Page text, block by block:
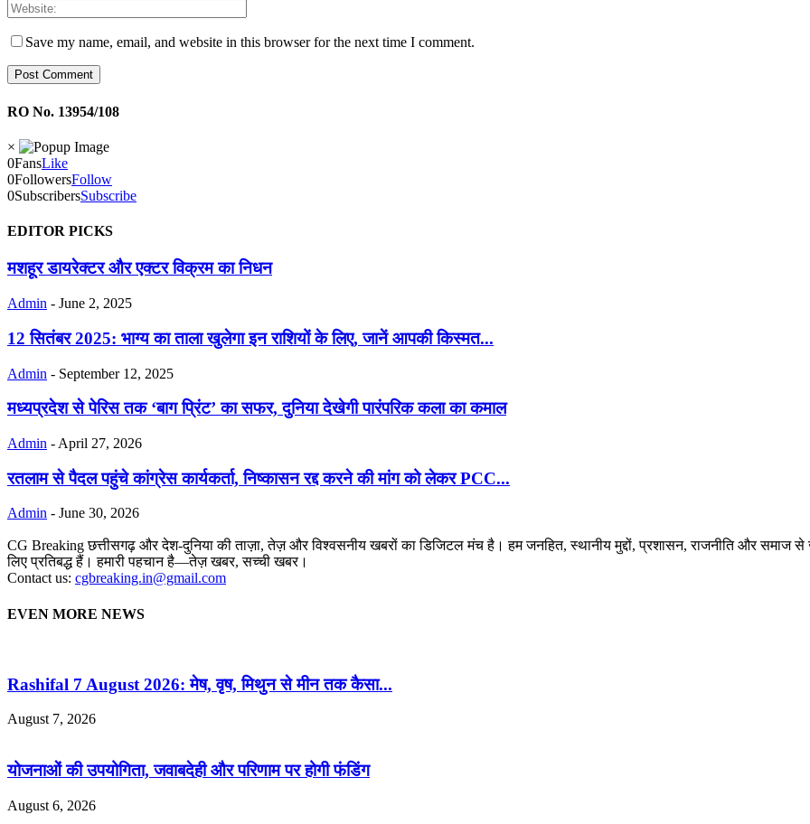
Save my name, email, and website in this browser for the next time I comment.
RO No. 13954/108
×
0FansLike
0FollowersFollow
0SubscribersSubscribe
EDITOR PICKS
मशहूर डायरेक्टर और एक्टर विक्रम का निधन
Admin - June 2, 2025
12 सितंबर 2025: भाग्य का ताला खुलेगा इन राशियों के लिए, जानें आपकी किस्मत...
Admin - September 12, 2025
मध्यप्रदेश से पेरिस तक ‘बाग प्रिंट’ का सफर, दुनिया देखेगी पारंपरिक कला का कमाल
Admin - April 27, 2026
रतलाम से पैदल पहुंचे कांग्रेस कार्यकर्ता, निष्कासन रद्द करने की मांग को लेकर PCC...
Admin - June 30, 2026
CG Breaking छत्तीसगढ़ और देश-दुनिया की ताज़ा, तेज़ और विश्वसनीय खबरों का डिजिटल मंच है। हम जनहित, स्थानीय मुद्दों, प्रशासन, राजनीति और समाज
लिए प्रतिबद्ध हैं। हमारी पहचान है—तेज़ खबर, सच्ची खबर।
Contact us: cgbreaking.in@gmail.com
EVEN MORE NEWS
Rashifal 7 August 2026: मेष, वृष, मिथुन से मीन तक कैसा...
August 7, 2026
योजनाओं की उपयोगिता, जवाबदेही और परिणाम पर होगी फंडिंग
August 6, 2026